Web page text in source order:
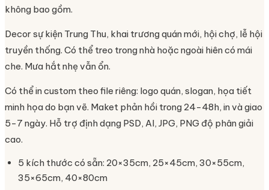
không bao gồm.
Decor sự kiện Trung Thu, khai trương quán mới, hội chợ, lễ hội
truyền thống. Có thể treo trong nhà hoặc ngoài hiên có mái
che. Mưa hắt nhẹ vẫn ổn.
Có thể in custom theo file riêng: logo quán, slogan, họa tiết
minh họa do bạn vẽ. Maket phản hồi trong 24-48h, in và giao
5-7 ngày. Hỗ trợ định dạng PSD, AI, JPG, PNG độ phân giải
cao.
5 kích thước có sẵn: 20×35cm, 25×45cm, 30×55cm,
35×65cm, 40×80cm